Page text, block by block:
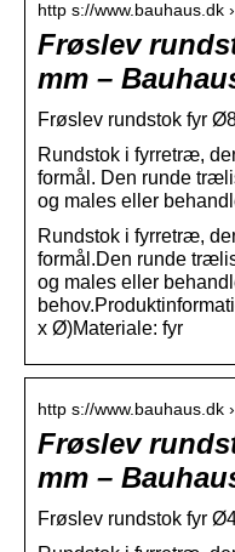
http s://www.bauhaus.dk
Frøslev
mm –
Frøslev rundstok fyr
Rundstok i fyrretræ,
formål. Den runde
og males eller
Rundstok i fyrretræ,
formål.Den runde
og males eller
x Ø)Materiale: fyr
http s://www.bauhaus.dk
Frøslev
mm –
Frøslev rundstok fyr